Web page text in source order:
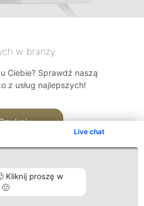
Live chat
Kliknij proszę w
w branży
Ciebie? Sprawdź naszą
z usług najlepszych!